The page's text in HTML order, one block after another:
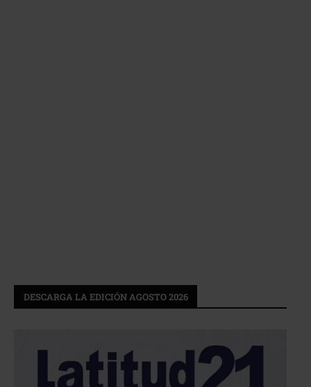
DESCARGA LA EDICIÓN AGOSTO 2026